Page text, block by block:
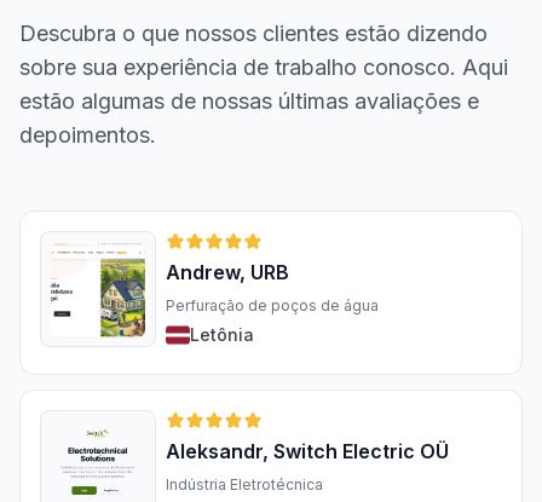
Descubra o que nossos clientes estão dizendo
sobre sua experiência de trabalho conosco. Aqui
estão algumas de nossas últimas avaliações e
depoimentos.
Andrew, URB
Perfuração de poços de água
Letônia
Aleksandr, Switch Electric OÜ
Indústria Eletrotécnica